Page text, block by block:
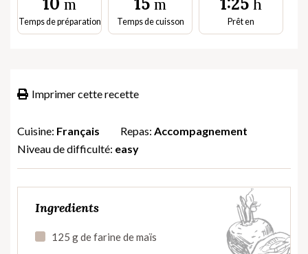
m
Temps de préparation
m
Temps de cuisson
h
Prêt en
Imprimer cette recette
Cuisine: Français Repas: Accompagnement
Niveau de difficulté: easy
Ingredients
125 g de farine de maïs